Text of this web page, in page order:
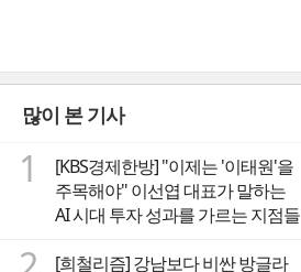
많이 본 기사
1
[KBS경제한방] "이제는 '이태원'을
주목해야" 이선엽 대표가 말하는
AI 시대 투자 성과를 가르는 지점들
[희철리즘] 강남보다 비싼 방글라